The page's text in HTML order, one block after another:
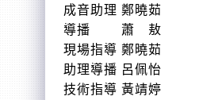
成音助理 鄭曉茹
導播 蕭 敖
現場指導 鄭曉茹
助理導播 呂佩怡
技術指導 黃靖婷